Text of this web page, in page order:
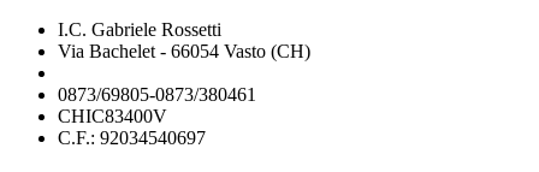
I.C. Gabriele Rossetti
Via Bachelet - 66054 Vasto (CH)
0873/69805-0873/380461
CHIC83400V
C.F.: 92034540697